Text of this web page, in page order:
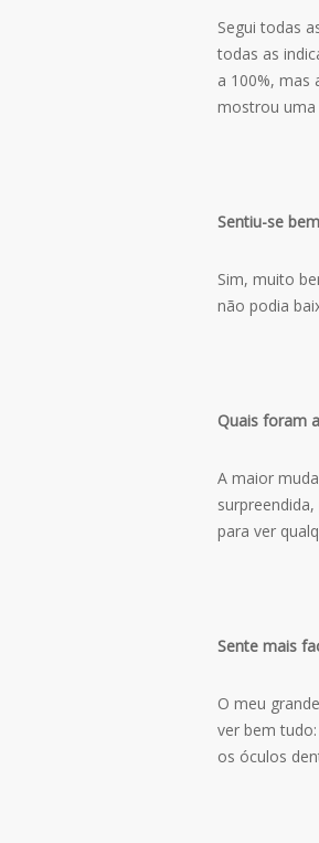
Segui todas
todas as
a 100%,
mostrou uma
Sentiu-se
Sim, muito
não podia
Quais foram
A maior
para ver
Sente mais
O meu
ver bem
os óculos